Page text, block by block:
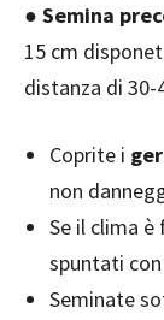
● Semina
15 cm
distanza di
Coprite i
non
Se il clima
spuntati con
Seminate